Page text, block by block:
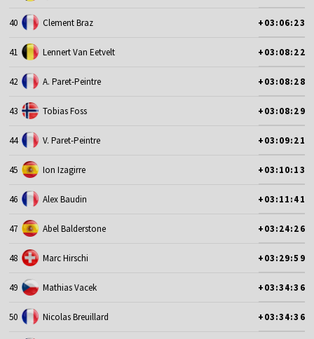
40 Clement Braz +03:06:23
41 Lennert Van Eetvelt +03:08:22
42 A. Paret-Peintre +03:08:28
43 Tobias Foss +03:08:29
44 V. Paret-Peintre +03:09:21
45 Ion Izagirre +03:10:13
46 Alex Baudin +03:11:41
47 Abel Balderstone +03:24:26
48 Marc Hirschi +03:29:59
49 Mathias Vacek +03:34:36
50 Nicolas Breuillard +03:34:36